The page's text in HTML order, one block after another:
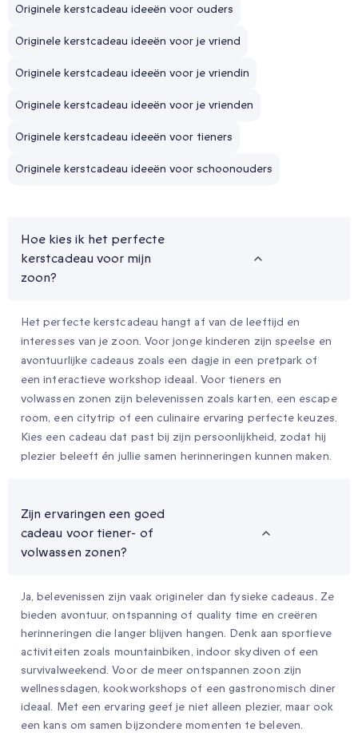
Originele kerstcadeau ideeën voor ouders
Originele kerstcadeau ideeën voor je vriend
Originele kerstcadeau ideeën voor je vriendin
Originele kerstcadeau ideeën voor je vrienden
Originele kerstcadeau ideeën voor tieners
Originele kerstcadeau ideeën voor schoonouders
Hoe kies ik het perfecte
kerstcadeau voor mijn
zoon?
Het perfecte kerstcadeau hangt af van de leeftijd en
interesses van je zoon. Voor jonge kinderen zijn speelse en
avontuurlijke cadeaus zoals een dagje in een pretpark of
een interactieve workshop ideaal. Voor tieners en
volwassen zonen zijn belevenissen zoals karten, een escape
room, een citytrip of een culinaire ervaring perfecte keuzes.
Kies een cadeau dat past bij zijn persoonlijkheid, zodat hij
plezier beleeft én jullie samen herinneringen kunnen maken.
Zijn ervaringen een goed
cadeau voor tiener- of
volwassen zonen?
Ja, belevenissen zijn vaak origineler dan fysieke cadeaus. Ze
bieden avontuur, ontspanning of quality time en creëren
herinneringen die langer blijven hangen. Denk aan sportieve
activiteiten zoals mountainbiken, indoor skydiven of een
survivalweekend. Voor de meer ontspannen zoon zijn
wellnessdagen, kookworkshops of een gastronomisch diner
ideaal. Met een ervaring geef je niet alleen plezier, maar ook
een kans om samen bijzondere momenten te beleven.